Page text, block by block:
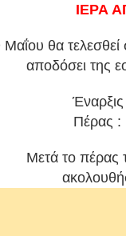
ΙΕΡΑ
θα τελεσθεί
αποδόσει της
Πέρας :
Μετά το πέρας